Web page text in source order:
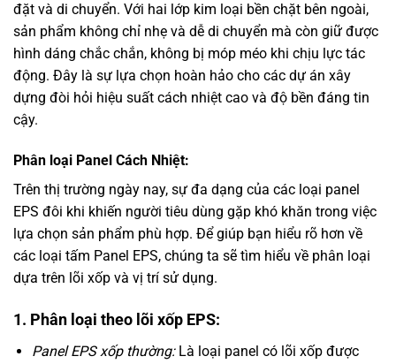
đặt và di chuyển. Với hai lớp kim loại bền chặt bên ngoài,
sản phẩm không chỉ nhẹ và dễ di chuyển mà còn giữ được
hình dáng chắc chắn, không bị móp méo khi chịu lực tác
động. Đây là sự lựa chọn hoàn hảo cho các dự án xây
dựng đòi hỏi hiệu suất cách nhiệt cao và độ bền đáng tin
cậy.
Phân loại Panel Cách Nhiệt:
Trên thị trường ngày nay, sự đa dạng của các loại panel
EPS đôi khi khiến người tiêu dùng gặp khó khăn trong việc
lựa chọn sản phẩm phù hợp. Để giúp bạn hiểu rõ hơn về
các loại tấm Panel EPS, chúng ta sẽ tìm hiểu về phân loại
dựa trên lõi xốp và vị trí sử dụng.
1. Phân loại theo lõi xốp EPS:
Panel EPS xốp thường:Là loại panel có lõi xốp được